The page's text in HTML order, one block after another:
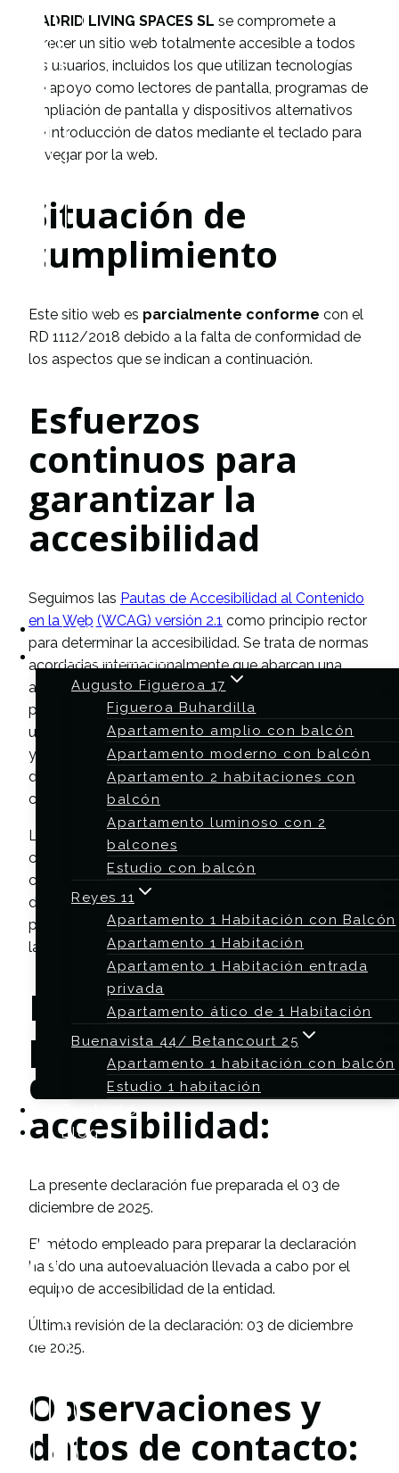
Home
Alojamientos
Augusto Figueroa 17
Figueroa Buhardilla
Apartamento amplio con balcón
Apartamento moderno con balcón
Apartamento 2 habitaciones con
balcón
Apartamento luminoso con 2
balcones
Estudio con balcón
Reyes 11
Apartamento 1 Habitación con Balcón
Apartamento 1 Habitación
Apartamento 1 Habitación entrada
privada
Apartamento ático de 1 Habitación
Buenavista 44/ Betancourt 25
Apartamento 1 habitación con balcón
Estudio 1 habitación
Contacto
Blog
MADRID LIVING SPACES SL se compromete a
ofrecer un sitio web totalmente accesible a todos
los usuarios, incluidos los que utilizan tecnologías
de apoyo como lectores de pantalla, programas de
ampliación de pantalla y dispositivos alternativos
de introducción de datos mediante el teclado para
navegar por la web.
Situación de
cumplimiento
Este sitio web es parcialmente conforme con el
RD 1112/2018 debido a la falta de conformidad de
los aspectos que se indican a continuación.
Esfuerzos
continuos para
garantizar la
accesibilidad
Seguimos las Pautas de Accesibilidad al Contenido
en la Web (WCAG) versión 2.1 como principio rector
para determinar la accesibilidad. Se trata de normas
acordadas internacionalmente que abarcan una
amplia gama de recomendaciones y buenas
prácticas para hacer que los contenidos sean
utilizables. A medida que añadimos nuevas páginas
y funcionalidades a nuestro sitio web, todos los
diseños, códigos y prácticas de introducción de
contenidos se contrastan con estas normas.
La accesibilidad del sitio web es un proceso
continuo. Comprobamos continuamente que el
contenido y las funciones cumplen con el nivel AA
de las WCAG 2.1 y corregimos cualquier problema
para asegurarnos de que cumplimos o superamos
las normas.
Preparación de la
presente
declaración de
accesibilidad:
La presente declaración fue preparada el 03 de
diciembre de 2025.
El método empleado para preparar la declaración
ha sido una autoevaluación llevada a cabo por el
equipo de accesibilidad de la entidad.
Última revisión de la declaración: 03 de diciembre
de 2025.
Observaciones y
datos de contacto: